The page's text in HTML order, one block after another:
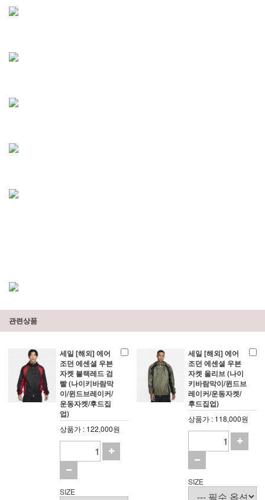
관련상품
세일 [해외] 에어
조던 에센셜 우븐
자켓 블랙레드 검
빨 (나이키바람막
이/윈드브레이커/
운동자켓/후드집
업)
상품가 : 122,000원
SIZE
세일 [해외] 에어
조던 에센셜 우븐
자켓 올리브 (나이
키바람막이/윈드브
레이커/운동자켓/
후드집업)
상품가 : 118,000원
SIZE